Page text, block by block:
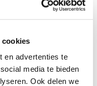
cookies
en advertenties te
media te bieden
Ook delen we
probleem meer.
Afhankelijk
in verschillende
financiering,
Combinaties
de hand.